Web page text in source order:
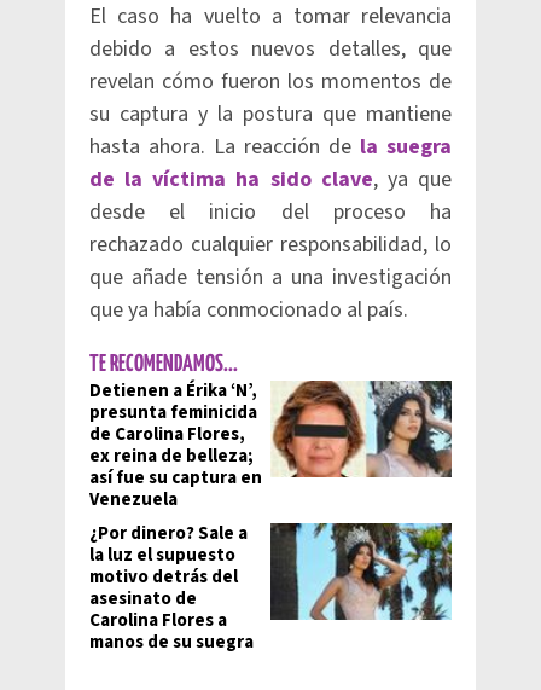
El caso ha vuelto a tomar relevancia
debido a estos nuevos detalles, que
revelan cómo fueron los momentos de
su captura y la postura que mantiene
hasta ahora. La reacción de la suegra
de la víctima ha sido clave, ya que
desde el inicio del proceso ha
rechazado cualquier responsabilidad, lo
que añade tensión a una investigación
que ya había conmocionado al país.
TE RECOMENDAMOS...
Detienen a Érika ‘N’,
presunta feminicida
de Carolina Flores,
ex reina de belleza;
así fue su captura en
Venezuela
¿Por dinero? Sale a
la luz el supuesto
motivo detrás del
asesinato de
Carolina Flores a
manos de su suegra